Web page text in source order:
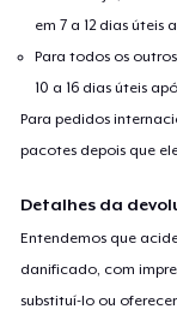
em 7 a 12 dias úteis
Para todos os
10 a 16 dias úteis
Para pedidos
pacotes depois que
Detalhes da
Entendemos que
danificado, com
substituí-lo ou